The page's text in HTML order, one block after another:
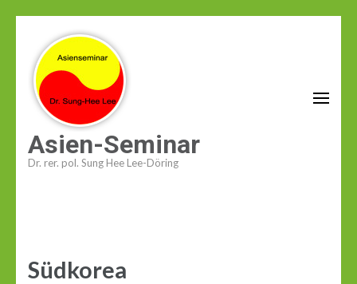
Inhalt
springen
(Enter
drücken)
Asien-Seminar
Dr. rer. pol. Sung Hee Lee-Döring
Südkorea